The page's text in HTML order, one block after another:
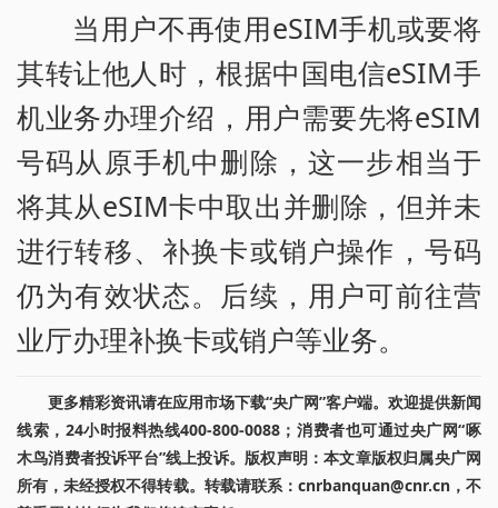
当用户不再使用eSIM手机或要将
其转让他人时，根据中国电信eSIM手
机业务办理介绍，用户需要先将eSIM
号码从原手机中删除，这一步相当于
将其从eSIM卡中取出并删除，但并未
进行转移、补换卡或销户操作，号码
仍为有效状态。后续，用户可前往营
业厅办理补换卡或销户等业务。
更多精彩资讯请在应用市场下载“央广网”客户端。欢迎提供新闻
线索，24小时报料热线400-800-0088；消费者也可通过央广网“啄
木鸟消费者投诉平台”线上投诉。版权声明：本文章版权归属央广网
所有，未经授权不得转载。转载请联系：cnrbanquan@cnr.cn，不